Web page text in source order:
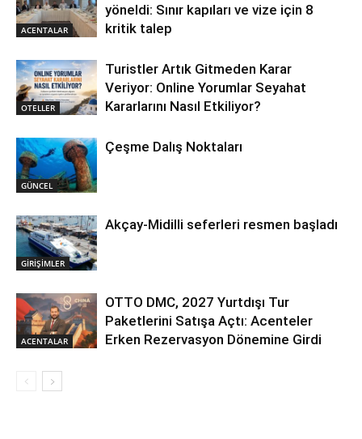
ACENTALAR
yöneldi: Sınır kapıları ve vize için 8
kritik talep
OTELLER
Turistler Artık Gitmeden Karar
Veriyor: Online Yorumlar Seyahat
Kararlarını Nasıl Etkiliyor?
GÜNCEL
Çeşme Dalış Noktaları
GİRİŞİMLER
Akçay-Midilli seferleri resmen başladı
ACENTALAR
OTTO DMC, 2027 Yurtdışı Tur
Paketlerini Satışa Açtı: Acenteler
Erken Rezervasyon Dönemine Girdi